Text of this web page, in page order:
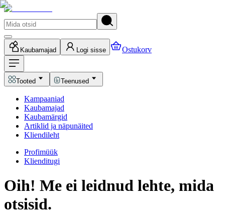
Kaubamajad Logi sisse Ostukorv
Tooted Teenused
Kampaaniad
Kaubamajad
Kaubamärgid
Artiklid ja näpunäited
Kliendileht
Profimüük
Klienditugi
Oih! Me ei leidnud lehte, mida
otsisid.